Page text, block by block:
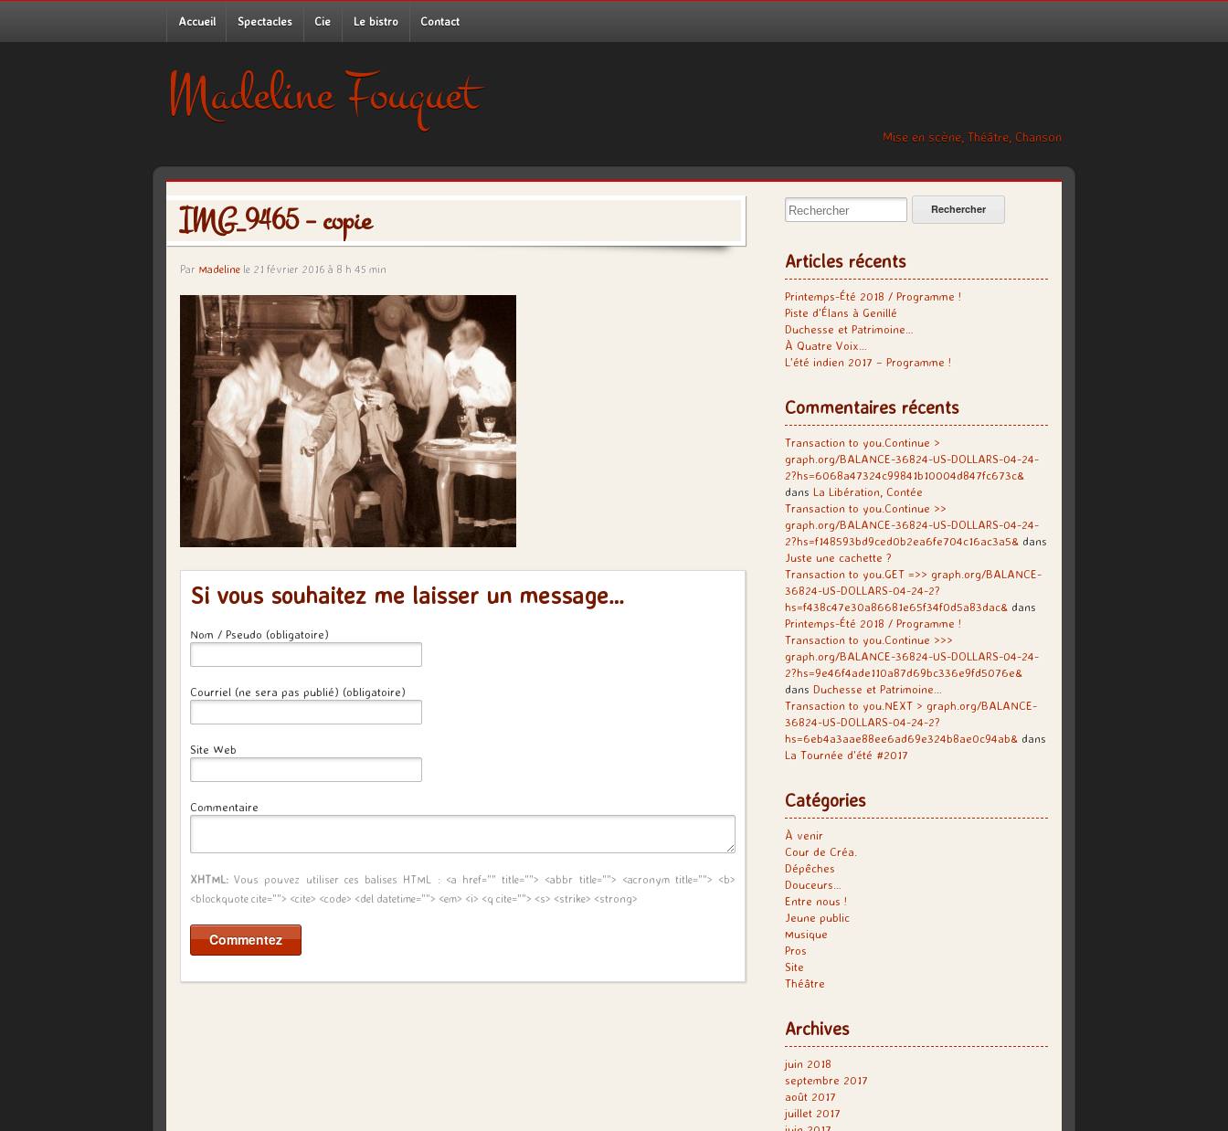
Accueil Spectacles Cie Le bistro Contact
Madeline Fouquet
Mise en scène, Théâtre, Chanson
IMG_9465 – copie
Par Madeline le 21 février 2016 à 8 h 45 min
Si vous souhaitez me laisser un message…
Nom / Pseudo (obligatoire)
Courriel (ne sera pas publié) (obligatoire)
Site Web
Commentaire
XHTML: Vous pouvez utiliser ces balises HTML : <a href="" title=""> <abbr title=""> <acronym title=""> <b>
<blockquote cite=""> <cite> <code> <del datetime=""> <em> <i> <q cite=""> <s> <strike> <strong>
Rechercher:
Articles récents
Printemps-Été 2018 / Programme !
Piste d’Élans à Genillé
Duchesse et Patrimoine…
À Quatre Voix…
L’été indien 2017 – Programme !
Commentaires récents
Transaction to you.Continue >
graph.org/BALANCE-36824-US-DOLLARS-04-24-
2?hs=6068a47324c99841b10004d847fc673c&
dans La Libération, Contée
Transaction to you.Continue >>
graph.org/BALANCE-36824-US-DOLLARS-04-24-
2?hs=f148593bd9ced0b2ea6fe704c16ac3a5& dans
Juste une cachette ?
Transaction to you.GET =>> graph.org/BALANCE-
36824-US-DOLLARS-04-24-2?
hs=f438c47e30a86681e65f34f0d5a83dac& dans
Printemps-Été 2018 / Programme !
Transaction to you.Continue >>>
graph.org/BALANCE-36824-US-DOLLARS-04-24-
2?hs=9e46f4ade110a87d69bc336e9fd5076e&
dans Duchesse et Patrimoine…
Transaction to you.NEXT > graph.org/BALANCE-
36824-US-DOLLARS-04-24-2?
hs=6eb4a3aae88ee6ad69e324b8ae0c94ab& dans
La Tournée d’été #2017
Catégories
À venir
Cour de Créa.
Dépêches
Douceurs…
Entre nous !
Jeune public
Musique
Pros
Site
Théâtre
Archives
juin 2018
septembre 2017
août 2017
juillet 2017